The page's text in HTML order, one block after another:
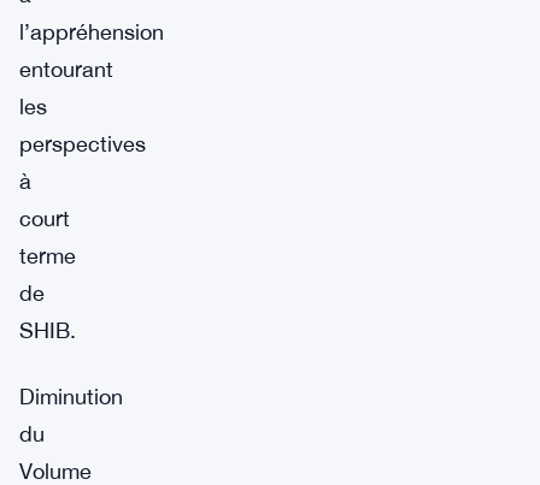
l’appréhension
entourant
les
perspectives
à
court
terme
de
SHIB.
Diminution
du
Volume